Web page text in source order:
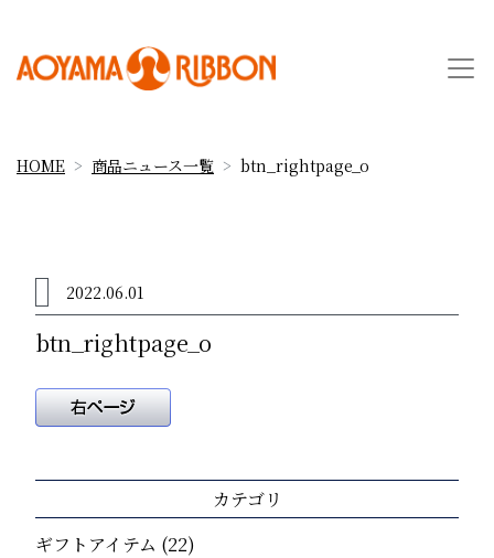
HOME 商品ニュース一覧 btn_rightpage_o
2022.06.01
btn_rightpage_o
カテゴリ
ギフトアイテム (22)